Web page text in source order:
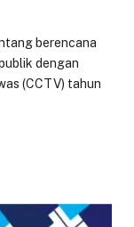
berencana
dengan
(CCTV) tahun